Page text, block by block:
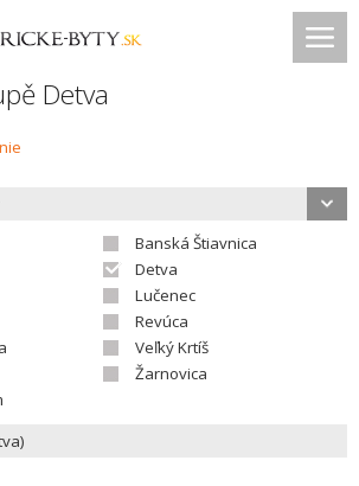
Detva
Banská Štiavnica
Detva
Lučenec
Revúca
Veľký Krtíš
Žarnovica